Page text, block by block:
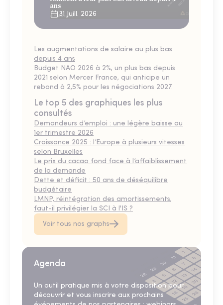
ans
31 Juill. 2026
Les augmentations de salaire au plus bas
depuis 4 ans
Budget NAO 2026 à 2%, un plus bas depuis
2021 selon Mercer France, qui anticipe un
rebond à 2,5% pour les négociations 2027.
Le top 5 des graphiques les plus
consultés
Demandeurs d’emploi : une légère baisse au
1er trimestre 2026
Croissance 2025 : l’Europe à plusieurs vitesses
selon Bruxelles
Le prix du cacao fond face à l’affaiblissement
de la demande
Dette et déficit : 50 ans de déséquilibre
budgétaire
LMNP, réintégration des amortissements,
faut-il privilégier la SCI à l'IS ?
Voir tous nos graphs
Agenda
Un outil pratique mis à votre disposition pour
découvrir et vous inscrire aux prochains